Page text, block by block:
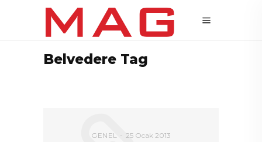
Belvedere Tag
GENEL 25 Ocak 2013